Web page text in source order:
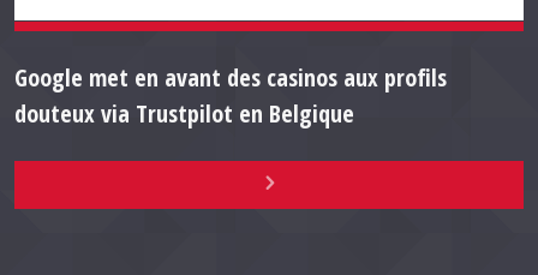
Google met en avant des casinos aux profils
douteux via Trustpilot en Belgique